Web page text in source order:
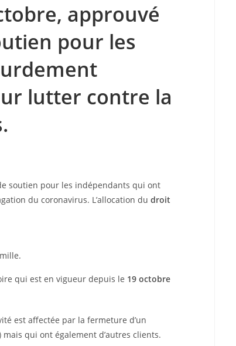
approuvé
pour les
lutter contre la
soutien pour les indépendants qui ont
du coronavirus. L’allocation du droit
qui est en vigueur depuis le 19 octobre
est affectée par la fermeture d’un
qui ont également d’autres clients.